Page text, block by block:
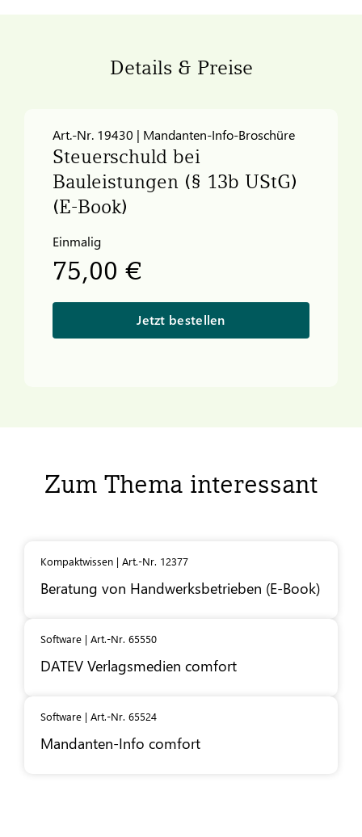
Details & Preise
Art.-Nr. 19430 | Mandanten-Info-Broschüre
Steuerschuld bei
Bauleistungen (§ 13b UStG)
(E-Book)
Einmalig
75,00 €
Jetzt bestellen
Zum Thema interessant
Kompaktwissen | Art.-Nr. 12377
Beratung von Handwerksbetrieben (E-Book)
Software | Art.-Nr. 65550
DATEV Verlagsmedien comfort
Software | Art.-Nr. 65524
Mandanten-Info comfort